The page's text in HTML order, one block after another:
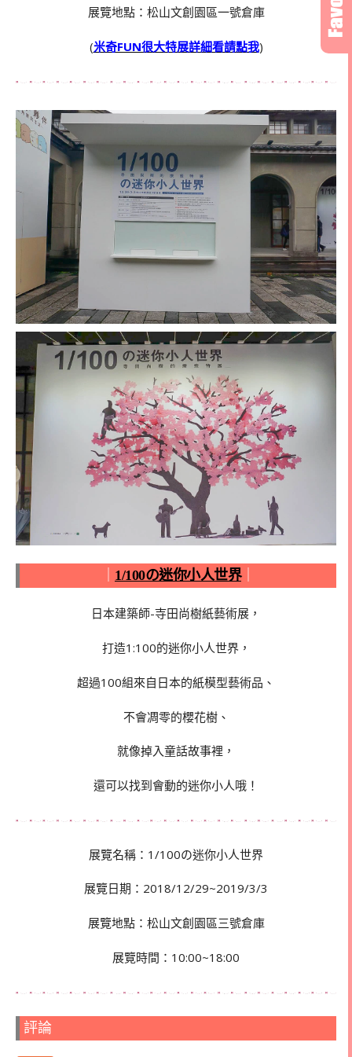
展覽地點：松山文創園區一號倉庫
(米奇FUN很大特展詳細看請點我)
1/100の迷你小人世界｜
日本建築師-寺田尚樹紙藝術展，
打造1:100的迷你小人世界，
超過100組來自日本的紙模型藝術品、
不會凋零的櫻花樹、
就像掉入童話故事裡，
還可以找到會動的迷你小人哦！
展覽名稱：1/100の迷你小人世界
展覽日期：2018/12/29~2019/3/3
展覽地點：松山文創園區三號倉庫
展覽時間：10:00~18:00
評論